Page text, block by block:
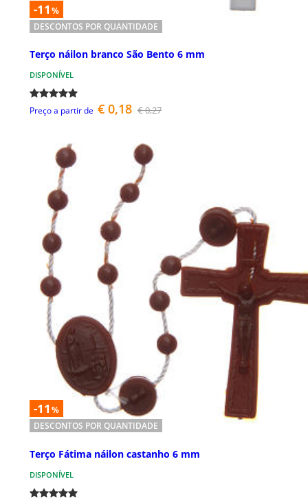
-11 %
DESCONTOS POR QUANTIDADE
Terço náilon branco São Bento 6 mm
DISPONÍVEL
Preço a partir de € 0,18 € 0,27
-11 %
DESCONTOS POR QUANTIDADE
Terço Fátima náilon castanho 6 mm
DISPONÍVEL